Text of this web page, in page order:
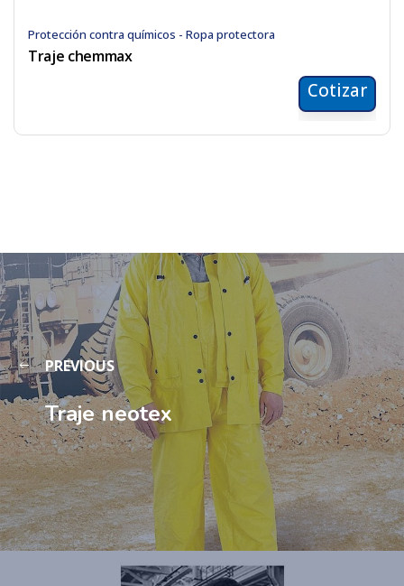
Protección contra químicos - Ropa protectora
Traje chemmax
Cotizar
PREVIOUS
Traje neotex